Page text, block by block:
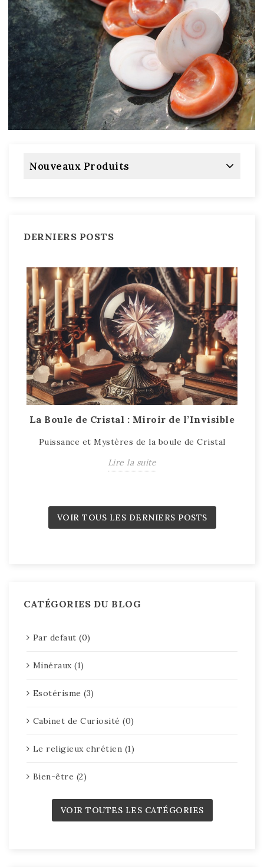
Nouveaux Produits
DERNIERS POSTS
La Boule de Cristal : Miroir de l’Invisible
Puissance et Mystères de la boule de Cristal
Lire la suite
VOIR TOUS LES DERNIERS POSTS
CATÉGORIES DU BLOG
Par defaut (0)
Minéraux (1)
Esotérisme (3)
Cabinet de Curiosité (0)
Le religieux chrétien (1)
Bien-être (2)
VOIR TOUTES LES CATÉGORIES